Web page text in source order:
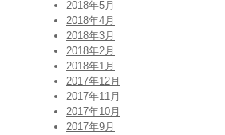
2018年5月
2018年4月
2018年3月
2018年2月
2018年1月
2017年12月
2017年11月
2017年10月
2017年9月